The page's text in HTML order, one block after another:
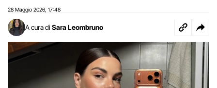
28 Maggio 2026 17:48
A cura di Sara Leombruno